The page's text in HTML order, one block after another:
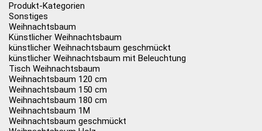
Produkt-Kategorien
Sonstiges
Weihnachtsbaum
Künstlicher Weihnachtsbaum
künstlicher Weihnachtsbaum geschmückt
künstlicher Weihnachtsbaum mit Beleuchtung
Tisch Weihnachtsbaum
Weihnachtsbaum 120 cm
Weihnachtsbaum 150 cm
Weihnachtsbaum 180 cm
Weihnachtsbaum 1M
Weihnachtsbaum geschmückt